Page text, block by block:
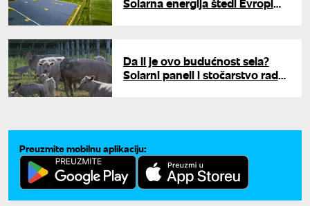
Da li je ovo budućnost sela?
Solarni paneli i stočarstvo rade
Preuzmite mobilnu aplikaciju: